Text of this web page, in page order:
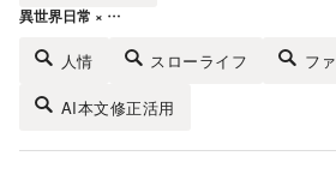
異世界日常 × …
人情 スローライフ フ
AI本文修正活用